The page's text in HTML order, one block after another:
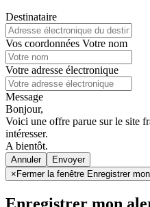
Destinataire
Vos coordonnées Votre nom
Votre adresse électronique
Message
Bonjour,
Voici une offre parue sur le site
intéresser.
A bientôt.
Annuler
× Fermer la fenêtre Enregistrer
Enregistrer mon